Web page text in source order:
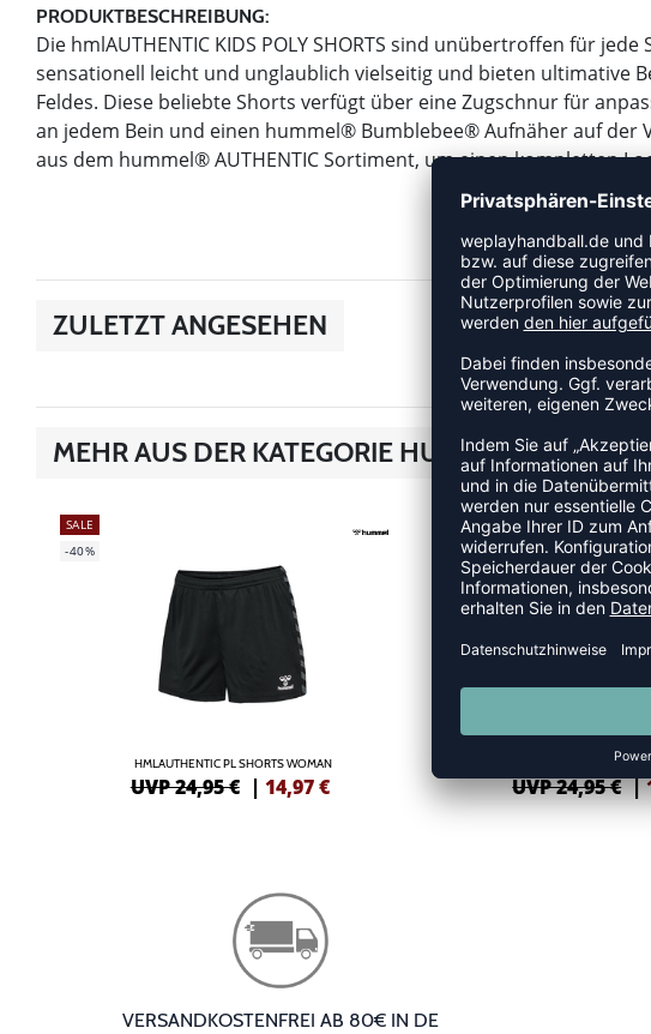
PRODUKTBESCHREIBUNG:
Die hmlAUTHENTIC KIDS POLY SHORTS sind unübertroffen für
sensationell leicht und unglaublich vielseitig und bieten ultimative
Feldes. Diese beliebte Shorts verfügt über eine Zugschnur für
an jedem Bein und einen hummel® Bumblebee® Aufnäher auf der
aus dem hummel® AUTHENTIC Sortiment, um einen kompletten
ZULETZT ANGESEHEN
MEHR AUS DER KATEGORIE HUMMEL
SALE
-40%
HMLAUTHENTIC PL SHORTS WOMAN
UVP 24,95 € | 14,97€
-40%
HMLAUTHENTIC PL
UVP 24,95 € |
VERSANDKOSTENFREI AB 80€ IN DE